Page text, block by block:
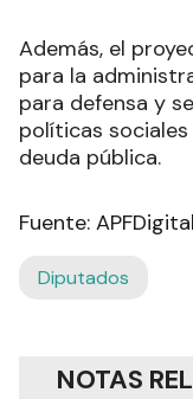
Además, el
para la
para defensa y
políticas
deuda pública.
Fuente: APFDigital
Diputados
NOTAS